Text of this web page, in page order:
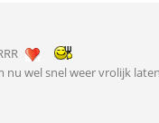
nu wel snel weer vrolijk